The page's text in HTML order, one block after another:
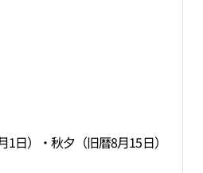
1日）・秋夕（旧暦8月15日）